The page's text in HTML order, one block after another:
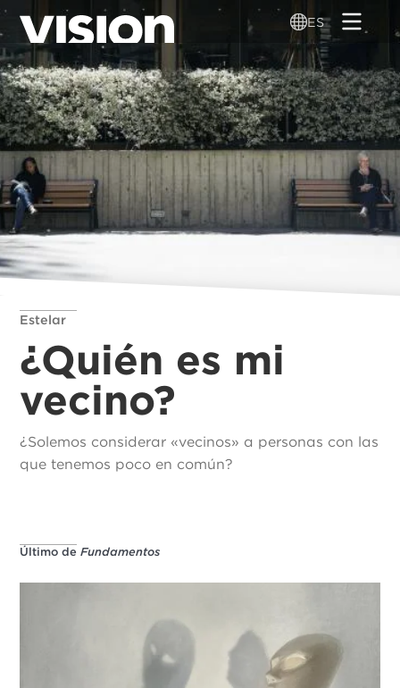
Pasar
al
contenido
principal
ES
Estelar
¿Quién es mi
vecino?
¿Solemos considerar «vecinos» a personas con las
que tenemos poco en común?
Último deFundamentos